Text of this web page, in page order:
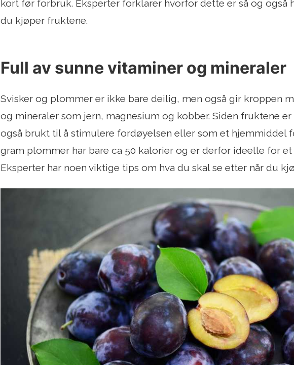
kort før forbruk. Eksperter forklarer hvorfor dette er så og også
du kjøper fruktene.
Full av sunne vitaminer og mineraler
Svisker og plommer er ikke bare deilig, men også gir kroppen
og mineraler som jern, magnesium og kobber. Siden fruktene
også brukt til å stimulere fordøyelsen eller som et hjemmiddel
gram plommer har bare ca 50 kalorier og er derfor ideelle for
Eksperter har noen viktige tips om hva du skal se etter når du